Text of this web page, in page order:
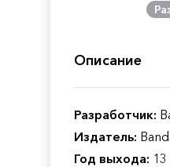
Описание
Разработчик:
Издатель:
Год выхода: